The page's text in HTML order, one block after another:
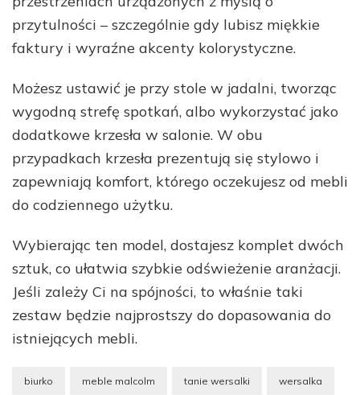
przytulności – szczególnie gdy lubisz miękkie
faktury i wyraźne akcenty kolorystyczne.
Możesz ustawić je przy stole w jadalni, tworząc
wygodną strefę spotkań, albo wykorzystać jako
dodatkowe krzesła w salonie. W obu
przypadkach krzesła prezentują się stylowo i
zapewniają komfort, którego oczekujesz od mebli
do codziennego użytku.
Wybierając ten model, dostajesz komplet dwóch
sztuk, co ułatwia szybkie odświeżenie aranżacji.
Jeśli zależy Ci na spójności, to właśnie taki
zestaw będzie najprostszy do dopasowania do
istniejących mebli.
biurko meble malcolm tanie wersalki wersalka